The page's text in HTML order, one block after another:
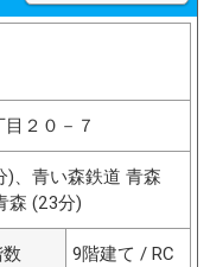
２０－７
、青い森鉄道 青森
森 (23分)
9階建て / RC